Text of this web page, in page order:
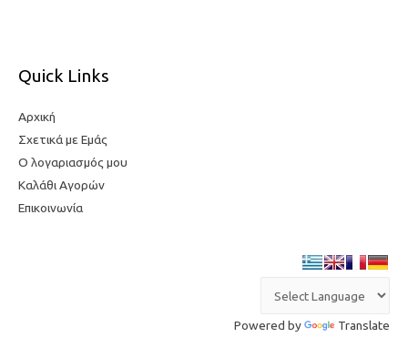
Quick Links
Αρχική
Σχετικά με Εμάς
Ο λογαριασμός μου
Καλάθι Αγορών
Επικοινωνία
Powered by Translate